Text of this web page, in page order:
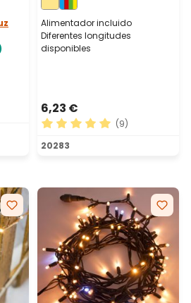
de 5 de 5 estrellas
Alimentador incluido
Diferentes longitudes
disponibles
6,23 €
Calificación promedio de
(9)
20283